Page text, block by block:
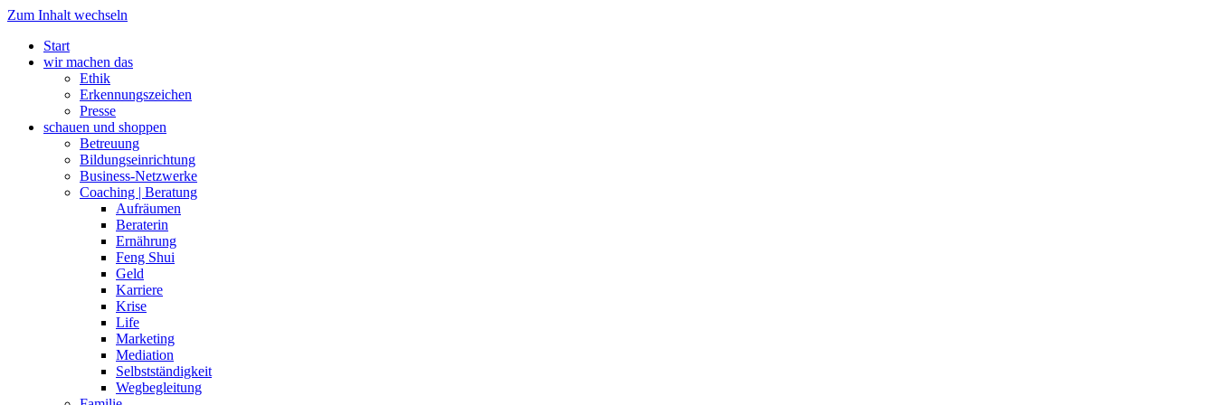
Zum Inhalt wechseln
Start
wir machen das
Ethik
Erkennungszeichen
Presse
schauen und shoppen
Betreuung
Bildungseinrichtung
Business-Netzwerke
Coaching | Beratung
Aufräumen
Beraterin
Ernährung
Feng Shui
Geld
Karriere
Krise
Life
Marketing
Mediation
Selbstständigkeit
Wegbegleitung